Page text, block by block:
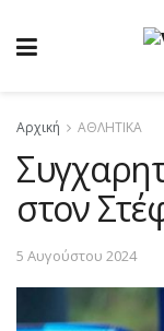
Αρχική ΑΘΛΗΤΙΚΑ
στον
5 Αυγούστου 2024